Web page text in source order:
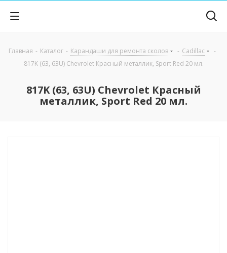
Главная - Каталог - Карандаши для ремонта сколов - Cadillac
-
817K (63, 63U) Chevrolet Красный металлик, Sport Red 20 мл.
817K (63, 63U) Chevrolet Красный
металлик, Sport Red 20 мл.